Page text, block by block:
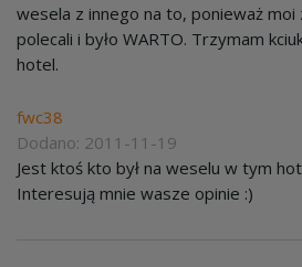
wesela z innego na to, ponieważ moi
polecali i było WARTO. Trzymam
hotel.
fwc38
Dodano: 2011-11-19
Jest ktoś kto był na weselu w tym
Interesują mnie wasze opinie :)